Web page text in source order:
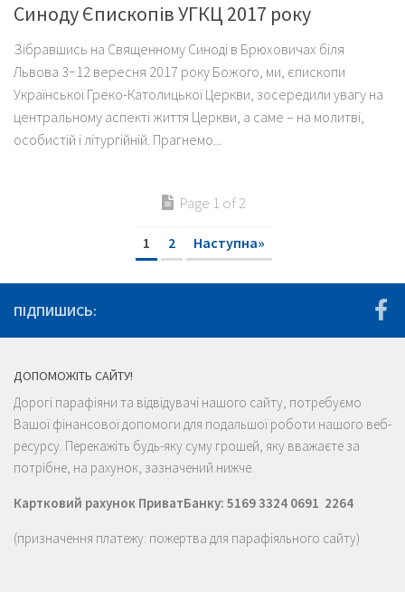
Синоду Єпископів УГКЦ 2017 року
Зібравшись на Священному Синоді в Брюховичах біля
Львова 3−12 вересня 2017 року Божого, ми, єпископи
Української Греко-Католицької Церкви, зосередили увагу на
центральному аспекті життя Церкви, а саме – на молитві,
особистій і літургійній. Прагнемо...
Page 1 of 2
1 2 Наступна»
ПІДПИШИСЬ:
ДОПОМОЖІТЬ САЙТУ!
Дорогі парафіяни та відвідувачі нашого сайту, потребуємо
Вашої фінансової допомоги для подальшої роботи нашого веб-
ресурсу. Перекажіть будь-яку суму грошей, яку вважаєте за
потрібне, на рахунок, зазначений нижче.
Картковий рахунок ПриватБанку: 5169 3324 0691 2264
(призначення платежу: пожертва для парафіяльного сайту)